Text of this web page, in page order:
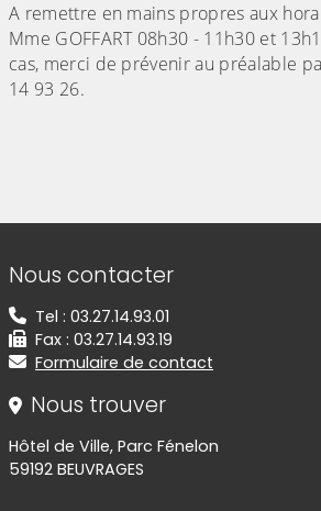
A remettre en mains propres aux
Mme GOFFART 08h30 - 11h30 et
cas, merci de prévenir au préalable
14 93 26.
Informations de contact
Nous contacter
Tel : 03.27.14.93.01
Fax : 03.27.14.93.19
Formulaire de contact
Nous trouver
Hôtel de Ville, Parc Fénelon
59192 BEUVRAGES